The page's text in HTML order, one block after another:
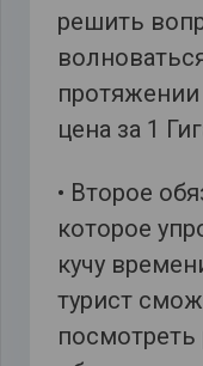
решить
цена за 1
• Второе
которое
кучу
турист
посмотреть